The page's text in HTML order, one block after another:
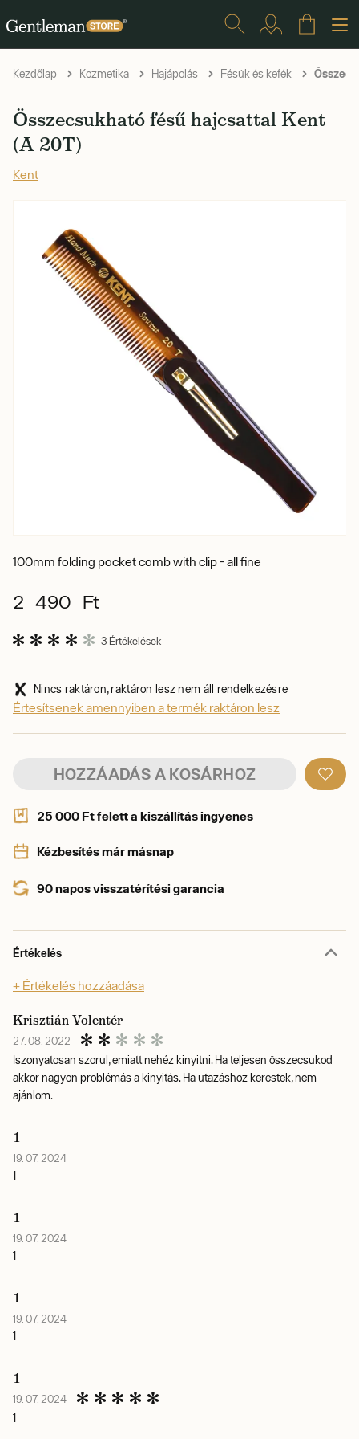
Kezdőlap Kozmetika Hajápolás Fésük és kefék
Összecsukható fésű hajcsattal Kent
(A 20T)
Kent
100mm folding pocket comb with clip - all fine
2 490 Ft
3 Értékelések
Nincs raktáron, raktáron lesz nem áll rendelkezésre
Értesítsenek amennyiben a termék raktáron lesz
HOZZÁADÁS A KOSÁRHOZ
25 000 Ft felett a kiszállítás ingyenes
Kézbesítés már másnap
90 napos visszatérítési garancia
Értékelés
+ Értékelés hozzáadása
Krisztián Volentér
27. 08. 2022
Iszonyatosan szorul, emiatt nehéz kinyitni. Ha teljesen összecsukod
akkor nagyon problémás a kinyitás. Ha utazáshoz kerestek, nem
ajánlom.
1
19. 07. 2024
1
1
19. 07. 2024
1
1
19. 07. 2024
1
1
19. 07. 2024
1